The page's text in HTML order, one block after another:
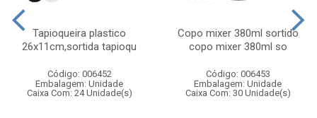
Tapioqueira plastico
26x11cm,sortida tapioqu
Código: 006452
Embalagem: Unidade
Caixa Com: 24 Unidade(s)
Copo mixer 380ml sortido
copo mixer 380ml so
Código: 006453
Embalagem: Unidade
Caixa Com: 30 Unidade(s)